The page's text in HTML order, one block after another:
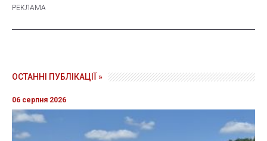
ОСТАННІ ПУБЛІКАЦІЇ »
06 серпня 2026